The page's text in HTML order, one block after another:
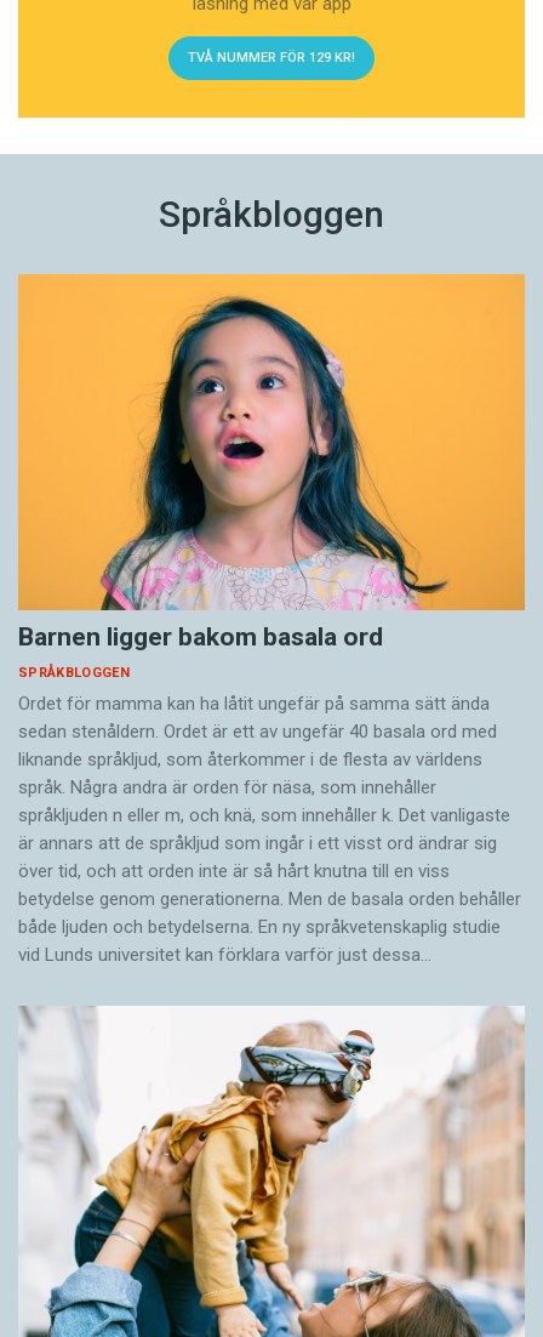
TVÅ NUMMER FÖR 129 KR!
Språkbloggen
Barnen ligger bakom basala ord
SPRÅKBLOGGEN
Ordet för mamma kan ha låtit ungefär på samma sätt ända
sedan stenåldern. Ordet är ett av ungefär 40 basala ord med
liknande språkljud, som återkommer i de flesta av världens
språk. Några andra är orden för näsa, som innehåller
språkljuden n eller m, och knä, som innehåller k. Det vanligaste
är annars att de språkljud som ingår i ett visst ord ändrar sig
över tid, och att orden inte är så hårt knutna till en viss
betydelse genom generationerna. Men de basala orden behåller
både ljuden och betydelserna. En ny språkvetenskaplig studie
vid Lunds universitet kan förklara varför just dessa…